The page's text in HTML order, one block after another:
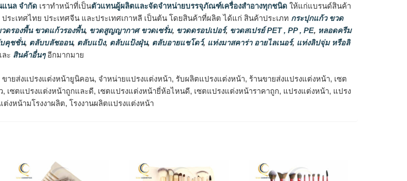
แนล จำกัด เราทำหน้าที่เป็นตัวแทนผู้ผลิตและจัดจำหน่ายบรรจุภัณฑ์เครื่องสำอางทุกชนิด ให้แก่แบรนด์สินค้า
ประเทศไทย ประเทศจีน และประเทศเกาหลี เป็นต้น โดยสินค้าที่ผลิต ได้แก่ สินค้าประเภท กระปุกแก้ว ขวด
วดรองพื้น ขวดแก้วรองพื้น, ขวดสูญญากาศ ขวดเซรั่ม, ขวดดรอปเปอร์, ขวดสเปรย์ PET , PP , PE, หลอดครีม
คุชชั่น, ตลับบลัชออน, ตลับแป้ง, ตลับแป้งฝุ่น, ตลับอายแชโดว์, แท่งมาสคาร่า อายไลเนอร์, แท่งลิปจุ่ม หรือลิ
ะ สินค้าอื่นๆอีกมากมาย
ายส่งแปรงแต่งหน้ายูนิคอน, จำหน่ายแปรงแต่งหน้า, รับผลิตแปรงแต่งหน้า, ร้านขายส่งแปรงแต่งหน้า, เซต
, เซตแปรงแต่งหน้าถูกและดี, เซตแปรงแต่งหน้ายี่ห้อไหนดี, เซตแปรงแต่งหน้าราคาถูก, แปรงแต่งหน้า, แปรง
งหน้ามโรงงาผลิต, โรงงานผลิตแปรงแต่งหน้า